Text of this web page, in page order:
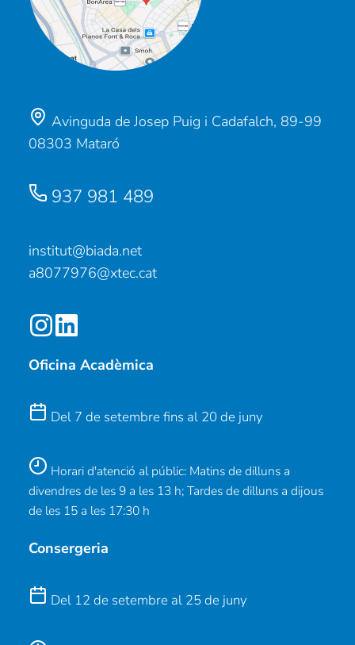
Avinguda de Josep Puig i Cadafalch, 89-99
08303 Mataró
937 981 489
institut@biada.net
a8077976@xtec.cat
Oficina Acadèmica
Del 7 de setembre fins al 20 de juny
Horari d'atenció al públic: Matins de dilluns a
divendres de les 9 a les 13 h; Tardes de dilluns a dijous
de les 15 a les 17:30 h
Consergeria
Del 12 de setembre al 25 de juny